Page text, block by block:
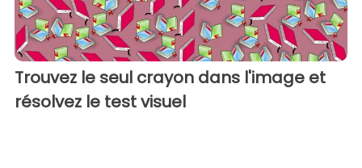
Trouvez le seul crayon dans l'image et
résolvez le test visuel